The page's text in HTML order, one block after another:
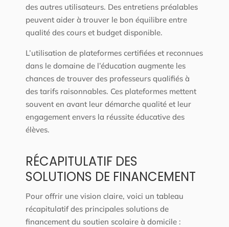
des autres utilisateurs. Des entretiens préalables
peuvent aider à trouver le bon équilibre entre
qualité des cours et budget disponible.
L’utilisation de plateformes certifiées et reconnues
dans le domaine de l’éducation augmente les
chances de trouver des professeurs qualifiés à
des tarifs raisonnables. Ces plateformes mettent
souvent en avant leur démarche qualité et leur
engagement envers la réussite éducative des
élèves.
RÉCAPITULATIF DES
SOLUTIONS DE FINANCEMENT
Pour offrir une vision claire, voici un tableau
récapitulatif des principales solutions de
financement du soutien scolaire à domicile :